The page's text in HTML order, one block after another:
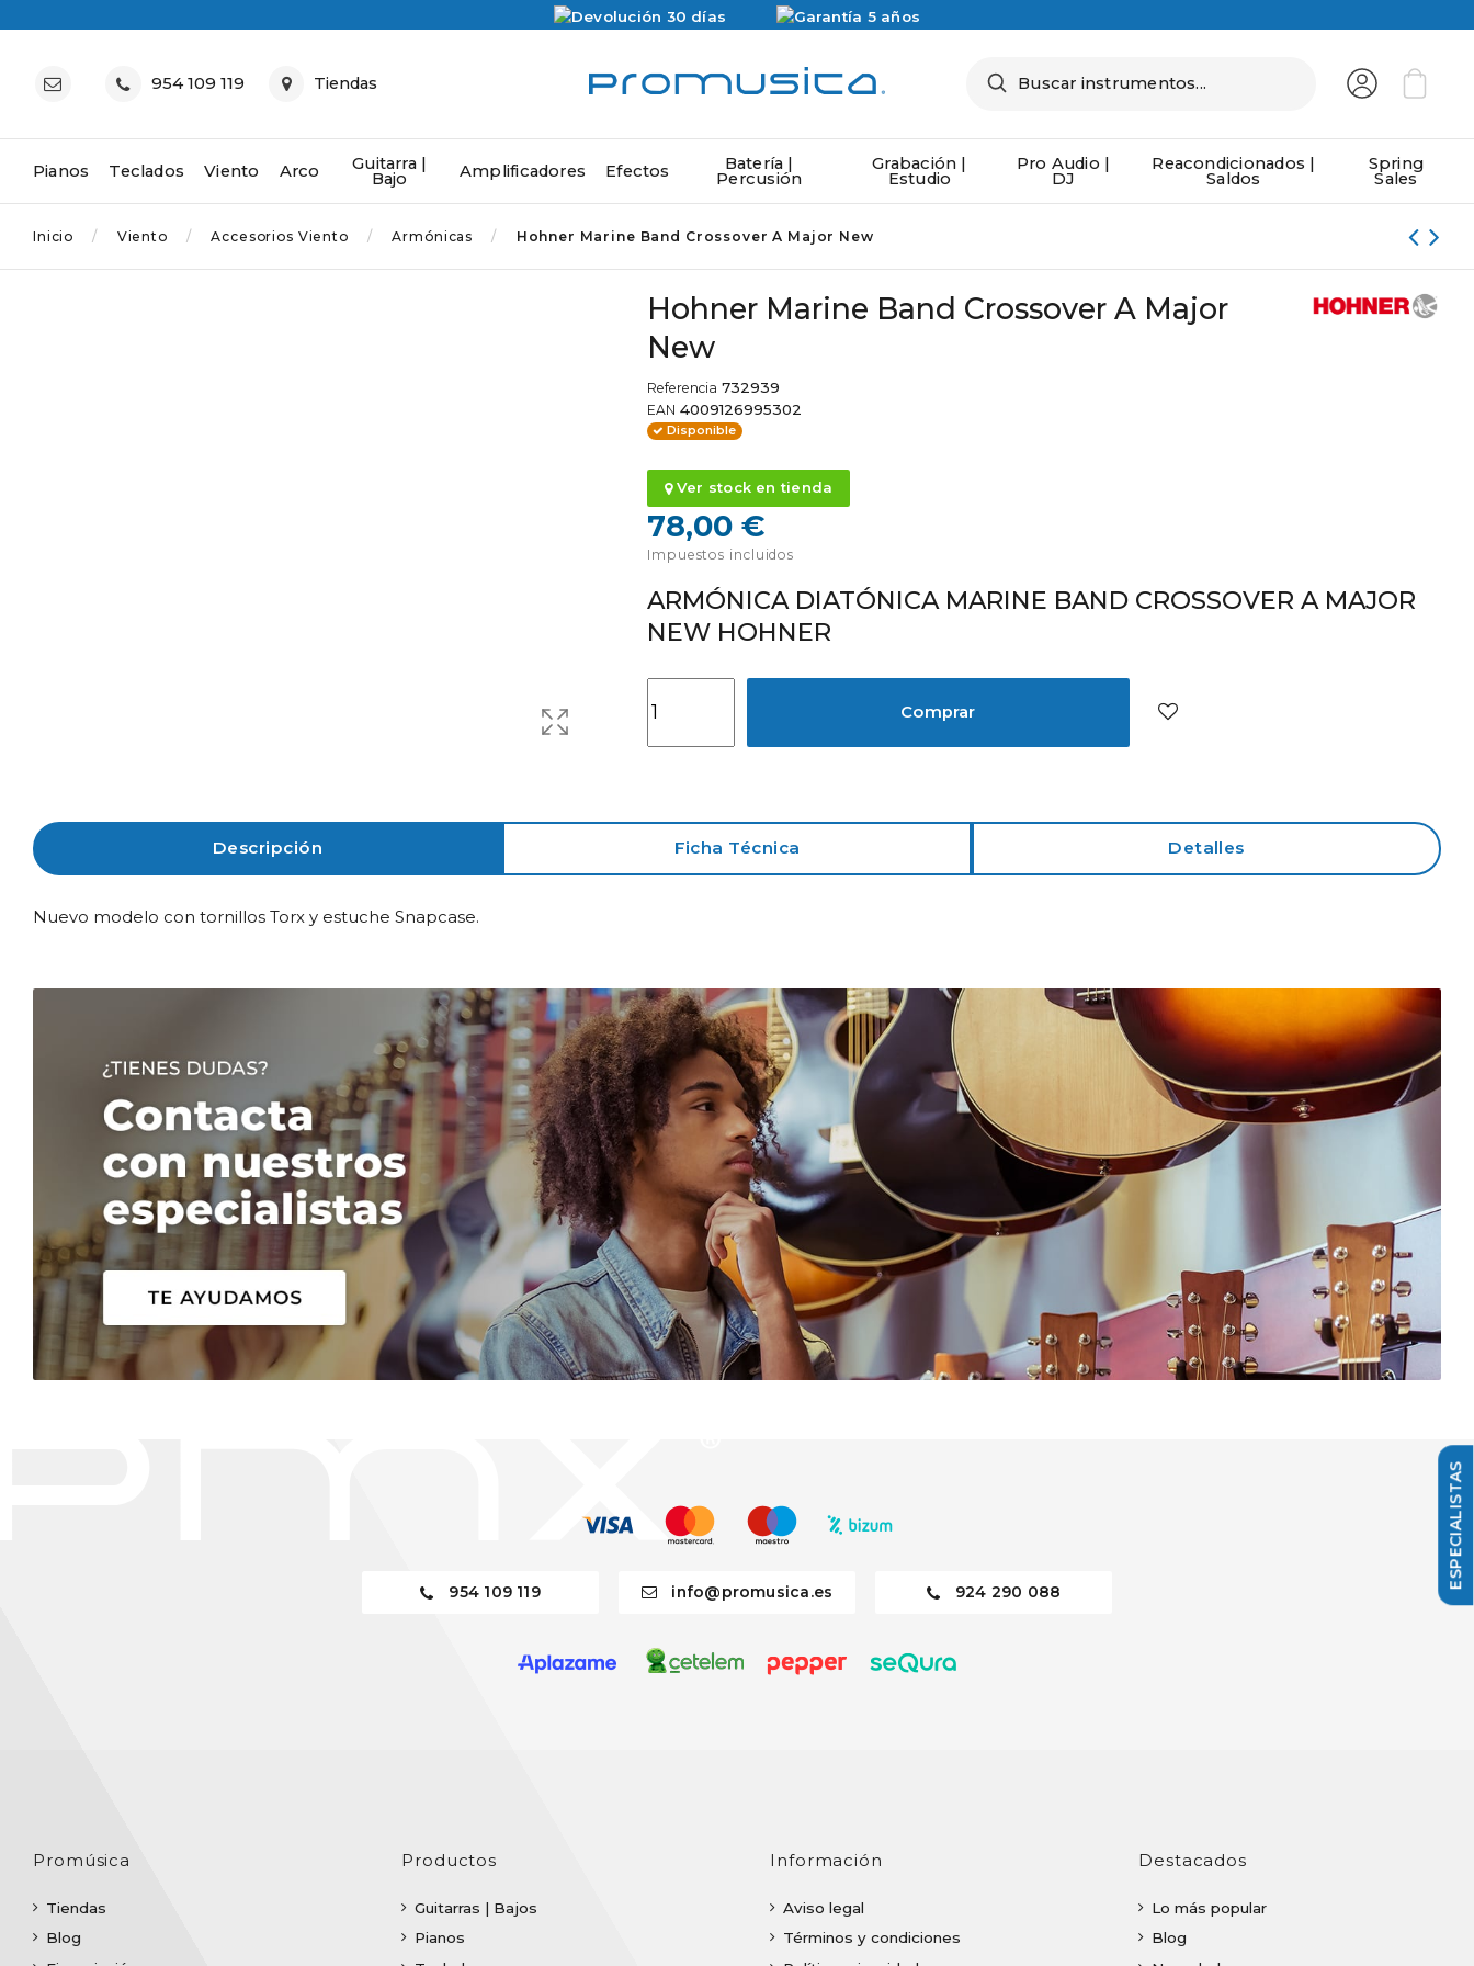
954 109 119 Tiendas
Pianos Teclados Viento Arco Guitarra |
Bajo Amplificadores Efectos Batería |
Percusión
Grabación |
Estudio
Pro Audio |
DJ
Reacondicionados |
Saldos
Spring
Sales
Inicio Viento Accesorios Viento Armónicas Hohner Marine Band Crossover A Major New
Hohner Marine Band Crossover A Major
New
Referencia 732939
EAN 4009126995302
Disponible
Ver stock en tienda
78,00 €
Impuestos incluidos
ARMÓNICA DIATÓNICA MARINE BAND CROSSOVER A MAJOR
NEW HOHNER
Comprar
Descripción Ficha Técnica Detalles
Nuevo modelo con tornillos Torx y estuche Snapcase.
954 109 119 info@promusica.es 924 290 088
Promúsica
Tiendas
Blog
Productos
Guitarras | Bajos
Pianos
Información
Aviso legal
Términos y condiciones
Destacados
Lo más popular
Blog